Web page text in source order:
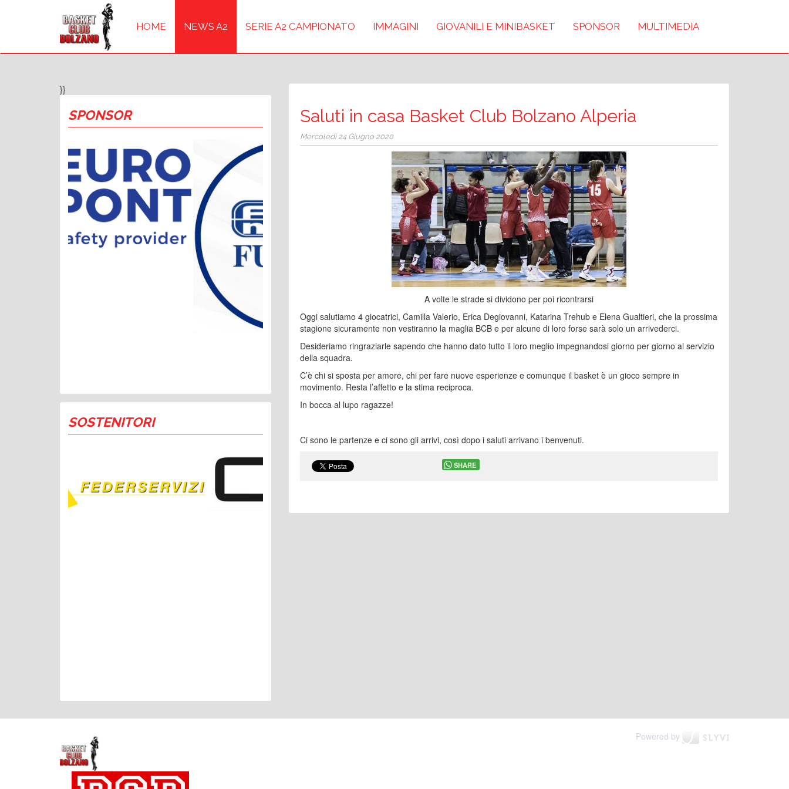
HOME NEWS A2 SERIE A2 CAMPIONATO IMMAGINI GIOVANILI E MINIBASKET SPONSOR MULTIMEDIA
}}
SPONSOR
SOSTENITORI
Saluti in casa Basket Club Bolzano Alperia
Mercoledì 24 Giugno 2020
A volte le strade si dividono per poi ricontrarsi
Oggi salutiamo 4 giocatrici, Camilla Valerio, Erica Degiovanni, Katarina Trehub e Elena Gualtieri, che la prossima
stagione sicuramente non vestiranno la maglia BCB e per alcune di loro forse sarà solo un arrivederci.
Desideriamo ringraziarle sapendo che hanno dato tutto il loro meglio impegnandosi giorno per giorno al servizio
della squadra.
C’è chi si sposta per amore, chi per fare nuove esperienze e comunque il basket è un gioco sempre in
movimento. Resta l’affetto e la stima reciproca.
In bocca al lupo ragazze!
Ci sono le partenze e ci sono gli arrivi, così dopo i saluti arrivano i benvenuti.
SHARE
Powered by